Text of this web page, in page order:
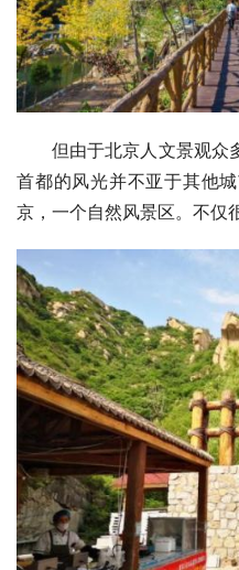
但由于北京人文景观众
首都的风光并不亚于其他
京，一个自然风景区。不仅